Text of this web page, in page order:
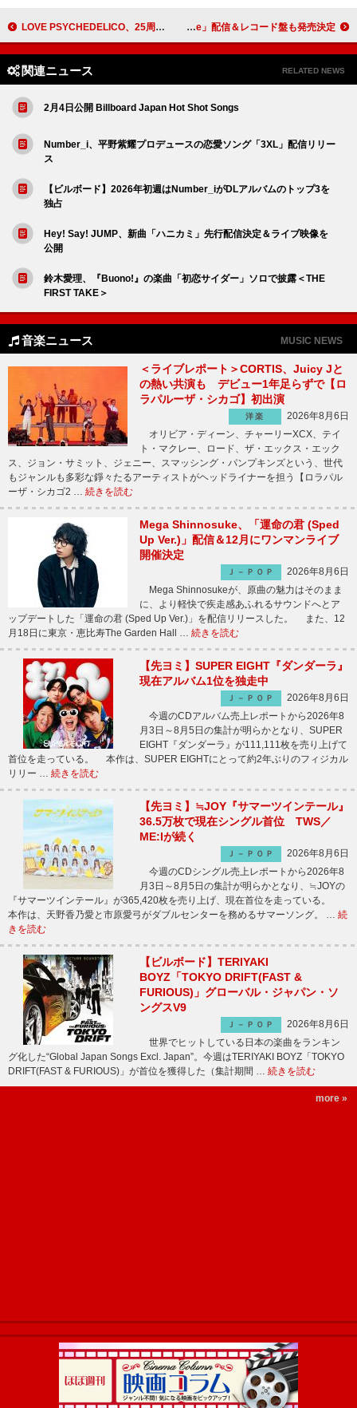
LOVE PSYCHEDELICO、25周年記念AL収録曲「Your Song (Naked New Mix)」メイキング映像公開 KID FRESINO、YONCE（Suchmos/Hedigan's）を客演に迎えた新曲「back for me」配信＆レコード盤も発売決定
関連ニュース RELATED NEWS
2月4日公開 Billboard Japan Hot Shot Songs
Number_i、平野紫耀プロデュースの恋愛ソング「3XL」配信リリー
ス
【ビルボード】2026年初週はNumber_iがDLアルバムのトップ3を
独占
Hey! Say! JUMP、新曲「ハニカミ」先行配信決定＆ライブ映像を
公開
鈴木愛理、『Buono!』の楽曲「初恋サイダー」ソロで披露＜THE
FIRST TAKE＞
音楽ニュース MUSIC NEWS
＜ライブレポート＞CORTIS、Juicy Jと
の熱い共演も デビュー1年足らずで【ロ
ラパルーザ・シカゴ】初出演
洋楽
2026年8月6日
オリビア・ディーン、チャーリーXCX、テイ
ト・マクレー、ロード、ザ・エックス・エック
ス、ジョン・サミット、ジェニー、スマッシング・パンプキンズという、世代
もジャンルも多彩な錚々たるアーティストがヘッドライナーを担う【ロラパル
ーザ・シカゴ2 … 続きを読む
Mega Shinnosuke、「運命の君 (Sped
Up Ver.)」配信＆12月にワンマンライブ
開催決定
Ｊ－ＰＯＰ
2026年8月6日
Mega Shinnosukeが、原曲の魅力はそのまま
に、より軽快で疾走感あふれるサウンドへとア
ップデートした「運命の君 (Sped Up Ver.)」を配信リリースした。 また、12
月18日に東京・恵比寿The Garden Hall … 続きを読む
【先ヨミ】SUPER EIGHT『ダンダーラ』
現在アルバム1位を独走中
Ｊ－ＰＯＰ
2026年8月6日
今週のCDアルバム売上レポートから2026年8
月3日～8月5日の集計が明らかとなり、SUPER
EIGHT『ダンダーラ』が111,111枚を売り上げて
首位を走っている。 本作は、SUPER EIGHTにとって約2年ぶりのフィジカル
リリー … 続きを読む
【先ヨミ】≒JOY『サマーツインテール』
36.5万枚で現在シングル首位 TWS／
ME:Iが続く
Ｊ－ＰＯＰ
2026年8月6日
今週のCDシングル売上レポートから2026年8
月3日～8月5日の集計が明らかとなり、≒JOYの
『サマーツインテール』が365,420枚を売り上げ、現在首位を走っている。
本作は、天野香乃愛と市原愛弓がダブルセンターを務めるサマーソング。 … 続
きを読む
【ビルボード】TERIYAKI
BOYZ「TOKYO DRIFT(FAST &
FURIOUS)」グローバル・ジャパン・ソ
ングスV9
Ｊ－ＰＯＰ
2026年8月6日
世界でヒットしている日本の楽曲をランキン
グ化した“Global Japan Songs Excl. Japan”。今週はTERIYAKI BOYZ「TOKYO
DRIFT(FAST & FURIOUS)」が首位を獲得した（集計期間 … 続きを読む
more »